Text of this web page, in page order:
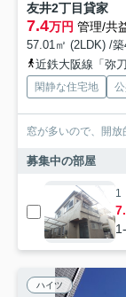
友井2丁目貸家
7.4万円 管理/共
57.01㎡ (2LDK) /
近鉄大阪線「弥
閑静な住宅地
窓が多いので、開放
募集中の部屋
1
ハイツ